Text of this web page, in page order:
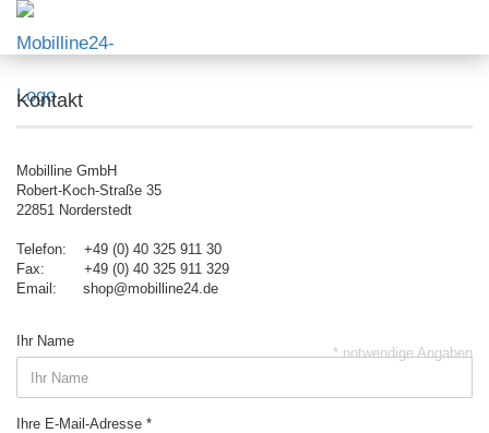
Kontakt
Mobilline GmbH
Robert-Koch-Straße 35
22851 Norderstedt
Telefon: +49 (0) 40 325 911 30
Fax: +49 (0) 40 325 911 329
Email: shop@mobilline24.de
Ihr Name
Ihre E-Mail-Adresse
* notwendige Angaben